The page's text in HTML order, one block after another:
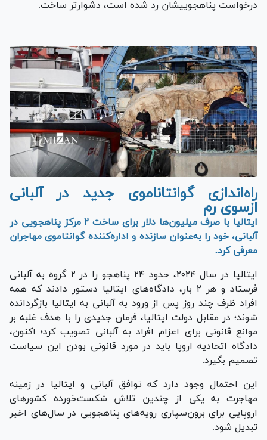
درخواست پناهجوییشان رد شده است، دشوارتر ساخت.
راه‌اندازی گوانتاناموی جدید در آلبانی
ازسوی رم
ایتالیا با صرف میلیون‌ها دلار برای ساخت ۲ مرکز پناهجویی در
آلبانی، خود را به‌عنوان سازنده و اداره‌کننده گوانتاموی مهاجران
معرفی کرد.
ایتالیا در سال ۲۰۲۴، حدود ۲۴ پناهجو را در ۲ گروه به آلبانی
فرستاد و هر ۲ بار، دادگاه‌های ایتالیا دستور دادند که همه
افراد ظرف چند روز پس از ورود به آلبانی به ایتالیا بازگردانده
شوند؛ در مقابل دولت ایتالیا، فرمان جدیدی را با هدف غلبه بر
موانع قانونی برای اعزام افراد به آلبانی تصویب کرد؛ اکنون،
دادگاه اتحادیه اروپا باید در مورد قانونی بودن این سیاست
تصمیم بگیرد.
این احتمال وجود دارد که توافق آلبانی و ایتالیا در زمینه
مهاجرت به یکی از چندین تلاش شکست‌خورده کشور‌های
اروپایی برای برون‌سپاری رویه‌های پناهجویی در سال‌های اخیر
تبدیل شود.